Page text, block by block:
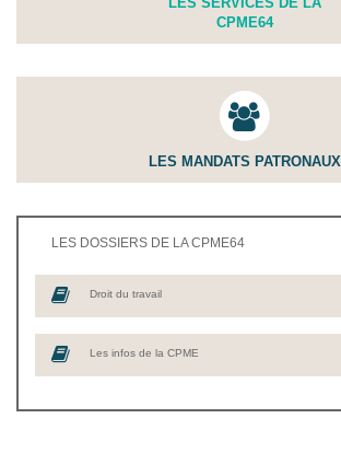
CPME64
LES MANDATS PATRONAUX
LES DOSSIERS DE LA CPME64
Droit du travail
Les infos de la CPME